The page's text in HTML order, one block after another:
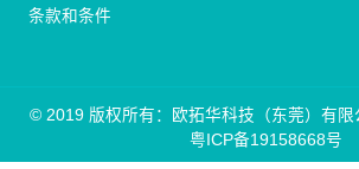
条款和条件
© 2019 版权所有：欧拓华科技（东莞）
粤ICP备19158668号